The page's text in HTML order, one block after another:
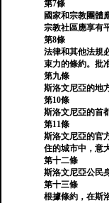
第7條
國家和宗教團體
宗教社區應享有
第8條
法律和其他法規
束力的條約。批
第九條
斯洛文尼亞的地
第10條
斯洛文尼亞的首
第11條
斯洛文尼亞的官
住的城市中，意
第十二條
斯洛文尼亞公民
第十三條
根據條約，在斯